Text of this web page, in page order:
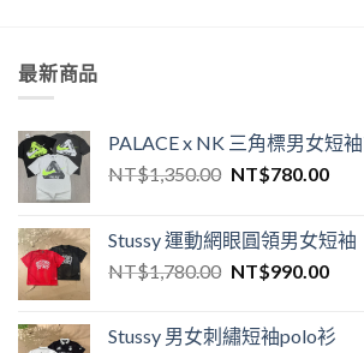
最新商品
PALACE x NK 三角標男女短
NT$1,350.00 NT$780.00
Stussy 運動網眼圓領男女短袖
NT$1,780.00 NT$990.00
Stussy 男女刺繡短袖polo衫